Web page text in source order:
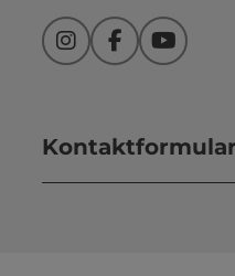
InstagramFacebookYouTube
Kontaktformular